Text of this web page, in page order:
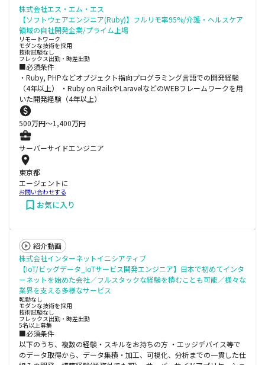
株式会社エス・エム・エス
【ソフトウェアエンジニア(Ruby)】フルリモ率95%/介護・ヘルスケア
領域の自社開発企業/プライム上場
リモートワーク
モダンな技術を採用
技術試験なし
フレックス出勤・時差出勤
■必須条件
・Ruby, PHPなどオブジェクト指向プログラミング言語での開発経験
（4年以上） ・Ruby on RailsやLaravelなどのWEBフレームワークを用
いた開発経験（4年以上）
500万円〜1,400万円
サーバーサイドエンジニア
東京都
エージェントに
お問い合わせする
お気に入り
紹介動画
株式会社インターネットイニシアティブ
【IoT/ビッグデータ_IoTサービス開発エンジニア】日本で初めてインタ
ーネットを始めた会社／フルスタックな経験を積むことも可能／様々な
業界を支える多様なサービス
転勤なし
モダンな技術を採用
技術試験なし
フレックス出勤・時差出勤
5名以上募集
■必須条件
以下のうち、複数の経験・スキルをお持ちの方 ・エッジデバイス等で
のデータ取得から、データ集積・加工、可視化、分析までの一貫した仕